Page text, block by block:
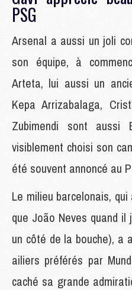
PSG
Arsenal a aussi un joli
son équipe, à
Arteta, lui aussi un
Kepa Arrizabalaga,
Zubimendi sont aussi
visiblement choisi son
été souvent annoncé au
Le milieu barcelonais,
que João Neves quand
un côté de la bouche), a
ailiers préférés par
caché sa grande